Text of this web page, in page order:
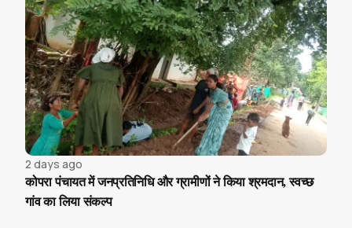
2 days ago
कोपरा पंचायत में जनप्रतिनिधि और ग्रामीणों ने किया श्रमदान, स्वच्छ
गांव का लिया संकल्प